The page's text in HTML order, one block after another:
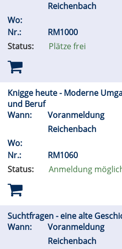
Reichenbach
Wo:
Nr.:
RM1000
Status:
Plätze frei
Knigge heute - Moderne
und Beruf
Wann:
Voranmeldung
Reichenbach
Wo:
Nr.:
RM1060
Status:
Anmeldung
Suchtfragen - eine alte
Wann:
Voranmeldung
Reichenbach